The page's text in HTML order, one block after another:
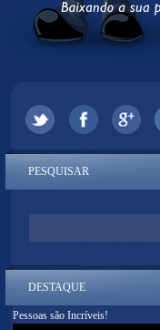
PESQUISAR
DESTAQUE
Pessoas são Incríveis!